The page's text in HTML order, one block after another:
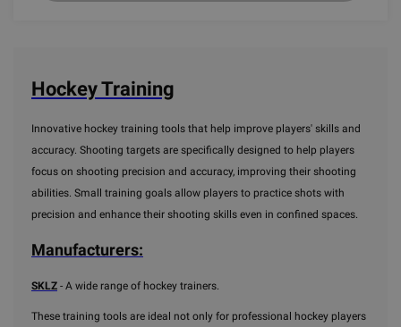
Hockey Training
Innovative hockey training tools that help improve players' skills and
accuracy. Shooting targets are specifically designed to help players
focus on shooting precision and accuracy, improving their shooting
abilities. Small training goals allow players to practice shots with
precision and enhance their shooting skills even in confined spaces.
Manufacturers:
SKLZ - A wide range of hockey trainers.
These training tools are ideal not only for professional hockey players